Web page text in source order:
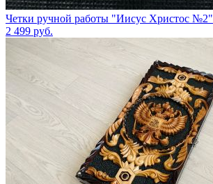
Четки ручной работы "Иисус Христос №2"
2 499 руб.